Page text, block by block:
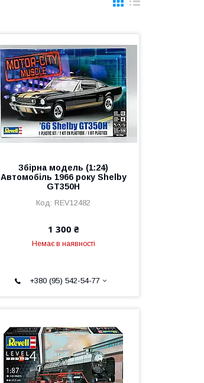
Збірна модель (1:24)
Автомобіль 1966 року Shelby
GT350H
REV12482
1 300 ₴
Немає в наявності
+380 (95) 542-54-77